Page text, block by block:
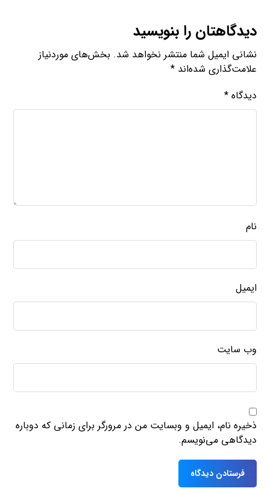
دیدگاهتان را بنویسید
نشانی ایمیل شما منتشر نخواهد شد. بخش‌های موردنیاز
علامت‌گذاری شده‌اند*
دیدگاه*
نام
ایمیل
وب‌ سایت
ذخیره نام، ایمیل و وبسایت من در مرورگر برای زمانی که دوباره
دیدگاهی می‌نویسم.